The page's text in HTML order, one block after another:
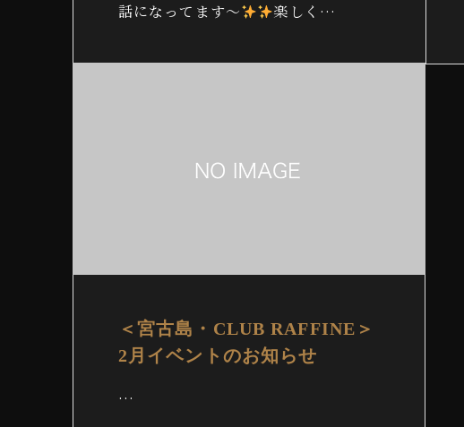
話になってます〜
楽しく…
＜宮古島・CLUB RAFFINE＞
2月イベントのお知らせ
…